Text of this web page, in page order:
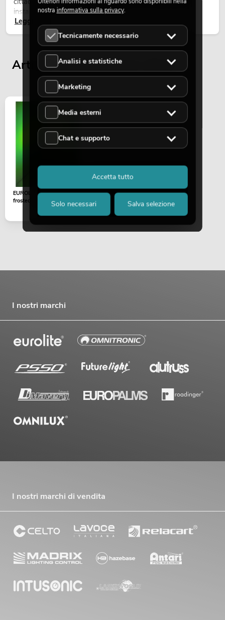
installazioni temporanee all’esterno.
Leggi ora
Articoli visualizzati per ultimi
EUROLITE Dichro, green,
frosted, 165x132mm
I nostri marchi
I nostri marchi di vendita
nostra informativa sulla privacy.
Tecnicamente necessario
Analisi e statistiche
Marketing
Media esterni
Chat e supporto
Solo necessari Salva selezione
Accetta tutto